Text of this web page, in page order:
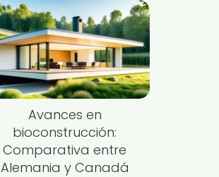
Avances en
bioconstrucción:
Comparativa entre
Alemania y Canadá